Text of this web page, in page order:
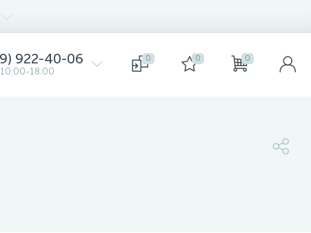
922-40-06
18:00
0 0 0